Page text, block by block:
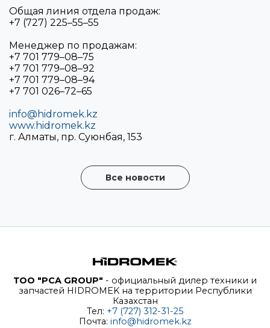
Общая линия отдела продаж:
+7 (727) 225–55–55
Менеджер по продажам:
+7 701 779–08–75
+7 701 779–08–92
+7 701 779–08–94
+7 701 026–72–65
info@hidromek.kz
www.hidromek.kz
г. Алматы, пр. Суюнбая, 153
Все новости
ТОО "PCA GROUP" - официальный дилер техники и
запчастей HIDROMEK на территории Республики
Казахстан
Тел: +7 (727) 312-31-25
Почта: info@hidromek.kz